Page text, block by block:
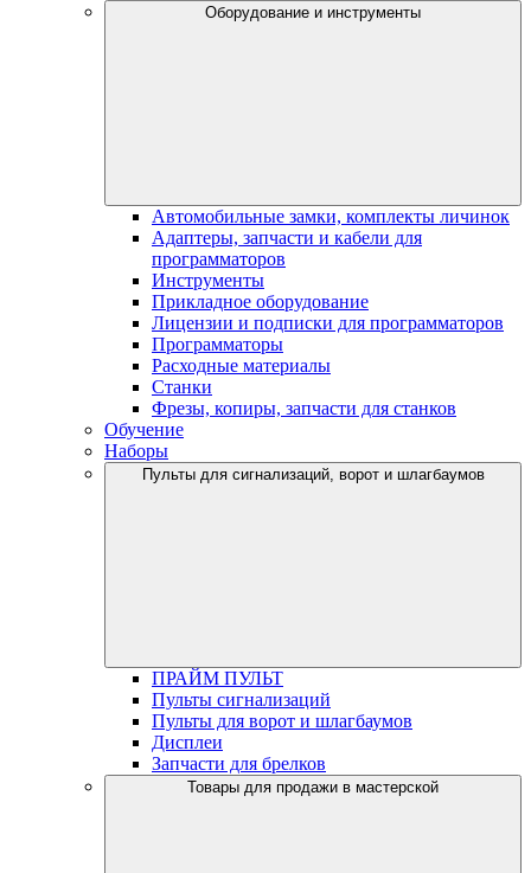
Оборудование и инструменты
Автомобильные замки, комплекты личинок
Адаптеры, запчасти и кабели для
программаторов
Инструменты
Прикладное оборудование
Лицензии и подписки для программаторов
Программаторы
Расходные материалы
Станки
Фрезы, копиры, запчасти для станков
Обучение
Наборы
Пульты для сигнализаций, ворот и шлагбаумов
ПРАЙМ ПУЛЬТ
Пульты сигнализаций
Пульты для ворот и шлагбаумов
Дисплеи
Запчасти для брелков
Товары для продажи в мастерской